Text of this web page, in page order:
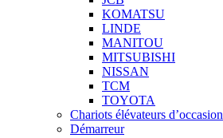
KOMATSU
LINDE
MANITOU
MITSUBISHI
NISSAN
TCM
TOYOTA
Chariots élévateurs d’occasion
Démarreur